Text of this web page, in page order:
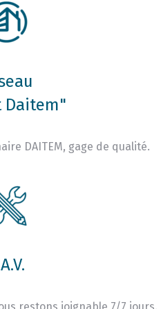
Daitem"
DAITEM, gage de qualité.